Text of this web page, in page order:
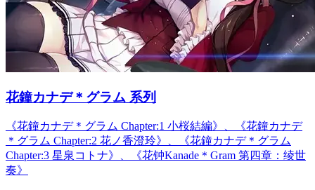
花鐘カナデ＊グラム 系列
《花鐘カナデ＊グラム Chapter:1 小桜結編》、《花鐘カナデ
＊グラム Chapter:2 花ノ香澄玲》、《花鐘カナデ＊グラム
Chapter:3 星泉コトナ》、《花钟Kanade＊Gram 第四章：绫世
奏》